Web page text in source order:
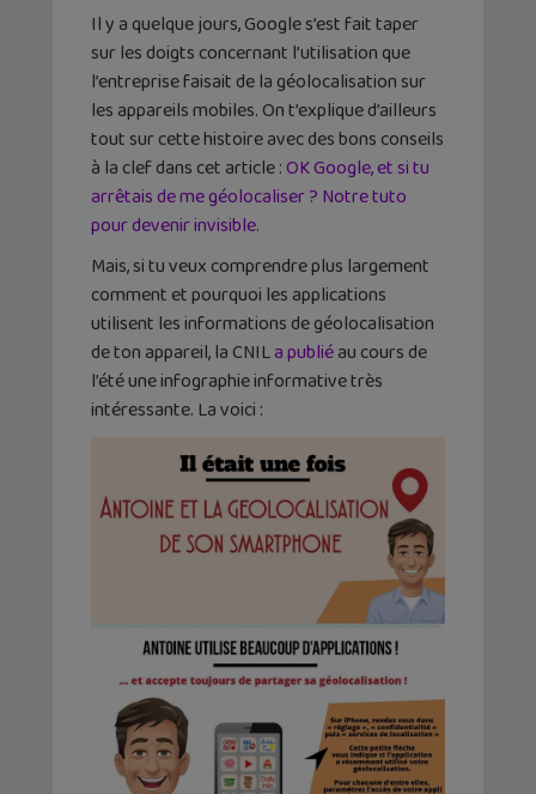
Il y a quelque jours, Google s’est fait taper
sur les doigts concernant l’utilisation que
l’entreprise faisait de la géolocalisation sur
les appareils mobiles. On t’explique d’ailleurs
tout sur cette histoire avec des bons conseils
à la clef dans cet article :OK Google, et si tu
arrêtais de me géolocaliser ? Notre tuto
pour devenir invisible.
Mais, si tu veux comprendre plus largement
comment et pourquoi les applications
utilisent les informations de géolocalisation
de ton appareil, la CNILa publiéau cours de
l’été une infographie informative très
intéressante. La voici :